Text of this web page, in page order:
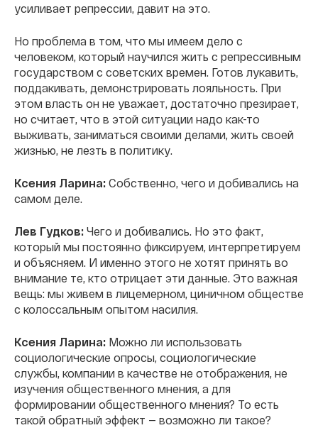
усиливает репрессии, давит на это.
Но проблема в том, что мы имеем дело с
человеком, который научился жить с репрессивным
государством с советских времен. Готов лукавить,
поддакивать, демонстрировать лояльность. При
этом власть он не уважает, достаточно презирает,
но считает, что в этой ситуации надо как-то
выживать, заниматься своими делами, жить своей
жизнью, не лезть в политику.
Ксения Ларина: Собственно, чего и добивались на
самом деле.
Лев Гудков: Чего и добивались. Но это факт,
который мы постоянно фиксируем, интерпретируем
и объясняем. И именно этого не хотят принять во
внимание те, кто отрицает эти данные. Это важная
вещь: мы живем в лицемерном, циничном обществе
с колоссальным опытом насилия.
Ксения Ларина: Можно ли использовать
социологические опросы, социологические
службы, компании в качестве не отображения, не
изучения общественного мнения, а для
формировании общественного мнения? То есть
такой обратный эффект — возможно ли такое?